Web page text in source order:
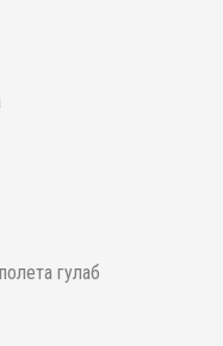
гулаб